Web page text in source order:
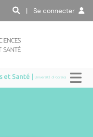
| Se connecter
et Santé |Università di Corsica